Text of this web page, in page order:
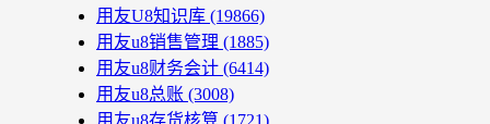
用友U8知识库 (19866)
用友u8销售管理 (1885)
用友u8财务会计 (6414)
用友u8总账 (3008)
用友u8存货核算 (1721)